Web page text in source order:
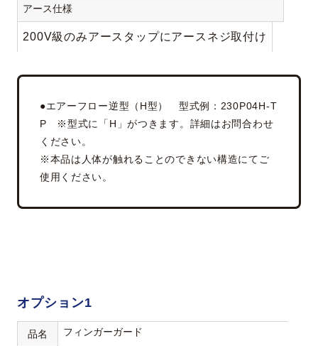
アース仕様
200V級のみアースタップにアースネジ取付け
●エアーフロー逆型（H型） 型式例：230P04H-T
P ※型式に「H」がつきます。詳細はお問合わせ
ください。
※本品は人体が触れることのできない構造にてご
使用ください。
オプション1
品名 フィンガーガード